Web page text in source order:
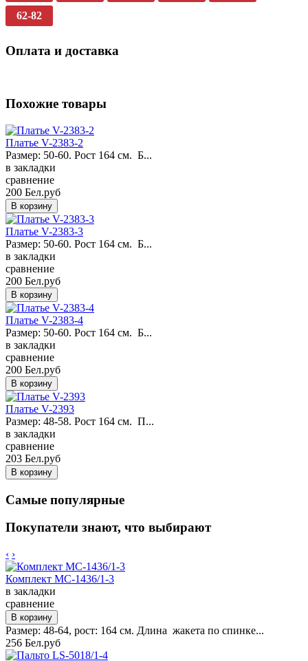
62-82
Оплата и доставка
Похожие товары
Платье V-2383-2
Размер: 50-60. Рост 164 см. Б...
в закладки
сравнение
200 Бел.руб
Платье V-2383-3
Размер: 50-60. Рост 164 см. Б...
в закладки
сравнение
200 Бел.руб
Платье V-2383-4
Размер: 50-60. Рост 164 см. Б...
в закладки
сравнение
200 Бел.руб
Платье V-2393
Размер: 48-58. Рост 164 см. П...
в закладки
сравнение
203 Бел.руб
Самые популярные
Покупатели знают, что выбирают
‹ ›
Комплект MC-1436/1-3
в закладки
сравнение
Размер: 48-64, рост: 164 см. Длина жакета по спинке...
256 Бел.руб